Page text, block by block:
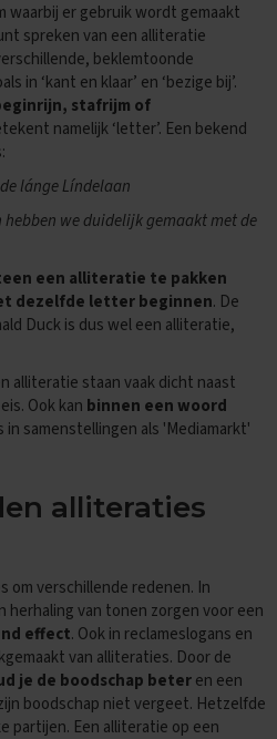
waarbij er gebruik wordt gemaakt
spreken van een alliteratie
beklemtoonde
in ‘kant en klaar’ en ‘bezige bij’.
stafrijm of
namelijk ‘letter’. Een bekend
lánge Líndelaan
we duidelijk gemaakt met de
een alliteratie te pakken
dezelfde letter beginnen. De
Duck is dus wel een alliteratie,
alliteratie staan vaak dicht naast
Ook kan binnen een woord
samenstellingen als 'Mediamarkt'
alliteraties
om verschillende redenen. In
van tonen zorgen voor een
effect. Ook in reclameslogans en
van alliteraties. Door de
je de boodschap beteren een
boodschap niet vergeet. Hetzelfde
partijen. Een alliteratie op een